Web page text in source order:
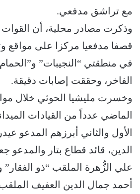
مع تراشق مدفعي.
وذكرت مصادر محلية، أن
قصفا مدفعيا مركزا على مواقع
في منطقتي “النجيبات”
الفاخر، وحققت إصابات دقيقة.
وخسرت مليشيا الحوثي خلال
الماضي عدداً من القيادات
الأول والثاني أبرزهم المدعو
الدين، قائد قطاع بتار
علي الزُّهرة الملقب “ذو
أحمد جمال الدين العفيف